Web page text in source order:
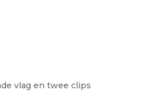
vlag en twee clips